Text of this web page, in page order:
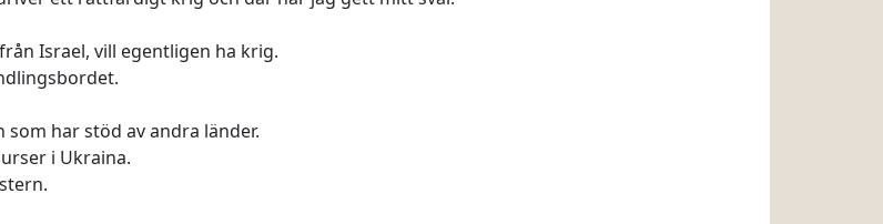
Israel, vill egentligen ha krig.
har stöd av andra länder.
i Ukraina.